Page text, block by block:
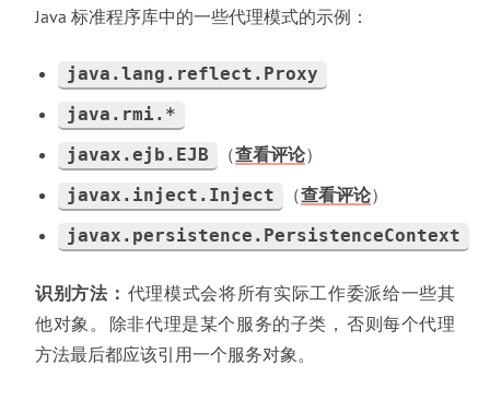
Java 标准程序库中的一些代理模式的示例
java.lang.reflect.Proxy
java.rmi.*
javax.ejb.EJB
（查看评论）
javax.inject.Inject （查看评论）
javax.persistence.PersistenceContext
识别方法：
代理模式会将所有实际工作委派给一些其
他对象。 除非代理是某个服务的子类
否则每个代理
方法最后都应该引用一个服务对象。